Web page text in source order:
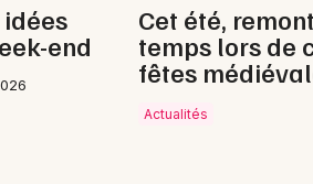
idées
end
Cet été,
temps lors de
fêtes
Actualités